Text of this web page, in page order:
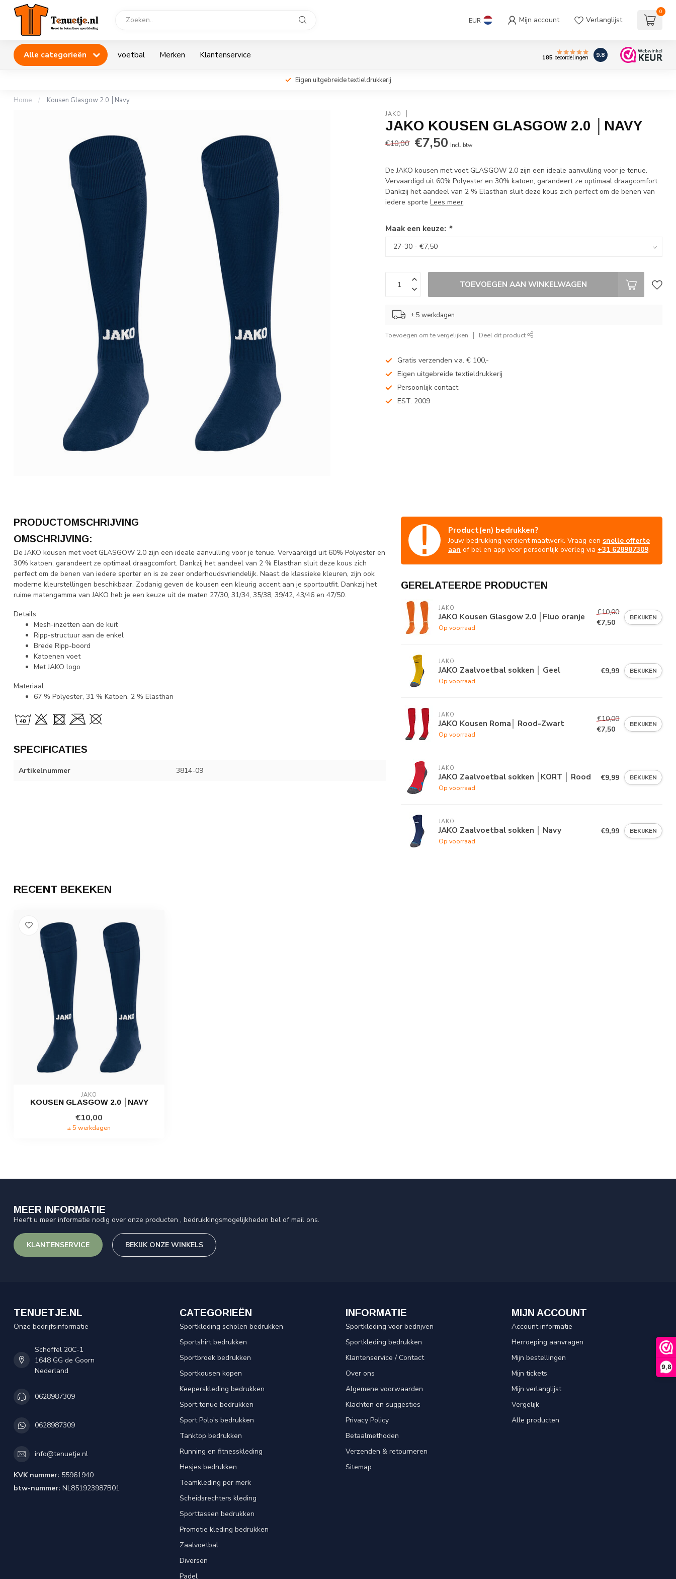
9,8
EUR Mijn account Verlanglijst
0
Alle categorieën voetbal Merken Klantenservice 185 beoordelingen 9.8
Eigen uitgebreide textieldrukkerij
Home / Kousen Glasgow 2.0 │Navy
JAKO
JAKO KOUSEN GLASGOW 2.0 │NAVY
€10,00 €7,50 Incl. btw
De JAKO kousen met voet GLASGOW 2.0 zijn een ideale aanvulling voor je tenue.
Vervaardigd uit 60% Polyester en 30% katoen, garandeert ze optimaal draagcomfort.
Dankzij het aandeel van 2 % Elasthan sluit deze kous zich perfect om de benen van
iedere sporteLees meer.
Maak een keuze: *
TOEVOEGEN AAN WINKELWAGEN
± 5 werkdagen
Toevoegen om te vergelijken Deel dit product
Gratis verzenden v.a. € 100,-
Eigen uitgebreide textieldrukkerij
Persoonlijk contact
EST. 2009
PRODUCTOMSCHRIJVING
OMSCHRIJVING:
De JAKO kousen met voet GLASGOW 2.0 zijn een ideale aanvulling voor je tenue. Vervaardigd uit 60% Polyester en
30% katoen, garandeert ze optimaal draagcomfort. Dankzij het aandeel van 2 % Elasthan sluit deze kous zich
perfect om de benen van iedere sporter en is ze zeer onderhoudsvriendelijk. Naast de klassieke kleuren, zijn ook
moderne kleurstellingen beschikbaar. Zodanig geven de kousen een kleurig accent aan je sportoutfit. Dankzij het
ruime matengamma van JAKO heb je een keuze uit de maten 27/30, 31/34, 35/38, 39/42, 43/46 en 47/50.
Details
Mesh-inzetten aan de kuit
Ripp-structuur aan de enkel
Brede Ripp-boord
Katoenen voet
Met JAKO logo
Materiaal
67 % Polyester, 31 % Katoen, 2 % Elasthan
SPECIFICATIES
Artikelnummer 3814-09
Product(en) bedrukken?
Jouw bedrukking verdient maatwerk. Vraag een snelle offerte
aan of bel en app voor persoonlijk overleg via +31 628987309.
GERELATEERDE PRODUCTEN
JAKO
JAKO Kousen Glasgow 2.0 │Fluo oranje
Op voorraad
€10,00
€7,50
BEKIJKEN
JAKO
JAKO Zaalvoetbal sokken │ Geel
Op voorraad
€9,99 BEKIJKEN
JAKO
JAKO Kousen Roma│ Rood-Zwart
Op voorraad
€10,00
€7,50
BEKIJKEN
JAKO
JAKO Zaalvoetbal sokken │KORT │ Rood
Op voorraad
€9,99 BEKIJKEN
JAKO
JAKO Zaalvoetbal sokken │ Navy
Op voorraad
€9,99 BEKIJKEN
RECENT BEKEKEN
JAKO
KOUSEN GLASGOW 2.0 │NAVY
€10,00
± 5 werkdagen
MEER INFORMATIE
Heeft u meer informatie nodig over onze producten , bedrukkingsmogelijkheden bel of mail ons.
KLANTENSERVICE BEKIJK ONZE WINKELS
TENUETJE.NL
Onze bedrijfsinformatie
Schoffel 20C-1
1648 GG de Goorn
Nederland
0628987309
0628987309
info@tenuetje.nl
KVK nummer: 55961940
btw-nummer: NL851923987B01
CATEGORIEËN
Sportkleding scholen bedrukken
Sportshirt bedrukken
Sportbroek bedrukken
Sportkousen kopen
Keeperskleding bedrukken
Sport tenue bedrukken
Sport Polo's bedrukken
Tanktop bedrukken
Running en fitnesskleding
Hesjes bedrukken
Teamkleding per merk
Scheidsrechters kleding
Sporttassen bedrukken
Promotie kleding bedrukken
Zaalvoetbal
Diversen
Padel
INFORMATIE
Sportkleding voor bedrijven
Sportkleding bedrukken
Klantenservice / Contact
Over ons
Algemene voorwaarden
Klachten en suggesties
Privacy Policy
Betaalmethoden
Verzenden & retourneren
Sitemap
MIJN ACCOUNT
Account informatie
Herroeping aanvragen
Mijn bestellingen
Mijn tickets
Mijn verlanglijst
Vergelijk
Alle producten